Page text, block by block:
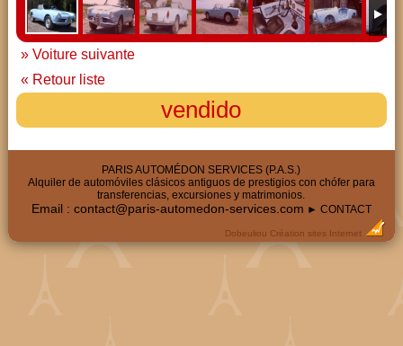
» Voiture suivante
« Retour liste
vendido
PARIS AUTOMÉDON SERVICES (P.A.S.)
Alquiler de automóviles clásicos antiguos de prestigios con chófer para
transferencias, excursiones y matrimonios.
Email : contact@paris-automedon-services.com ► CONTACT
Dobeuliou Création sites Internet